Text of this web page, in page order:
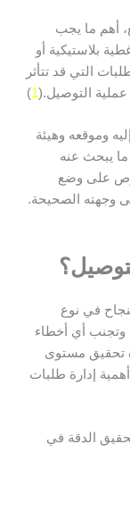
أهم ما يجب
بلاستيكية أو
التي قد تتأثر
عملية التوصيل.(1
)
وموقعه وهيئة
يبحث عنه
على وضع
وجهته الصحيحة.
في نوع
وتجنب أي أخطاء
تحقيق مستوى
إدارة طلبات
الدقة في